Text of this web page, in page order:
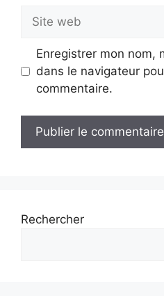
Site
web
Enregistrer mon nom,
dans le navigateur
commentaire.
Rechercher